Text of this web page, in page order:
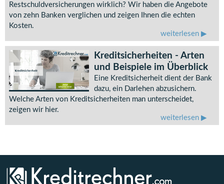
Restschuldversicherungen wirklich? Wir haben die Angebote
von zehn Banken verglichen und zeigen Ihnen die echten
Kosten.
weiterlesen
Kreditsicherheiten - Arten
und Beispiele im Überblick
Eine Kreditsicherheit dient der Bank
dazu, ein Darlehen abzusichern.
Welche Arten von Kreditsicherheiten man unterscheidet,
zeigen wir hier.
weiterlesen